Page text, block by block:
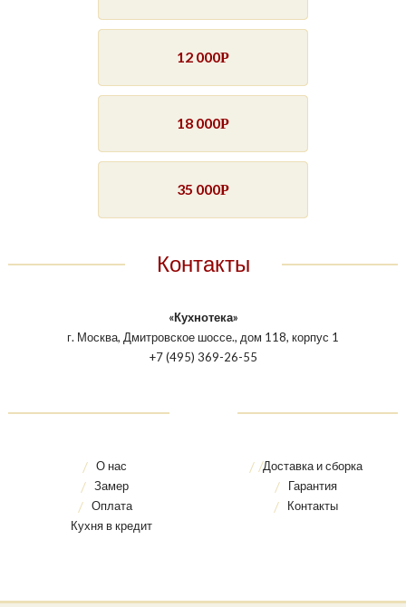
12 000Р
18 000Р
35 000Р
Контакты
«Кухнотека»
г. Москва, Дмитровское шоссе., дом 118, корпус 1
+7 (495) 369-26-55
О нас
Замер
Оплата
Кухня в кредит
Доставка и сборка
Гарантия
Контакты